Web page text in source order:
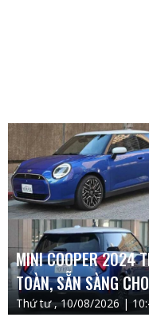
MINI COOPER 2024
TOÀN, SẴN SÀNG
Thứ tư , 10/08/2026 |